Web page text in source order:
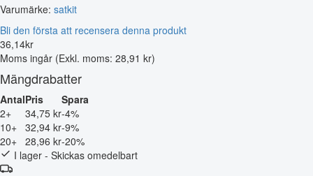
Varumärke: satkit
Bli den första att recensera denna produkt
36,14kr
Moms ingår (Exkl. moms: 28,91 kr)
Mängdrabatter
AntalPris
Spara
2+
34,75 kr-4%
10+ 32,94 kr-9%
20+ 28,96 kr-20%
I lager - Skickas omedelbart